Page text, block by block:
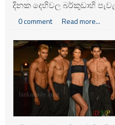
දිනක දෙහිවල බර්කුඩාහි
0 comment Read more...